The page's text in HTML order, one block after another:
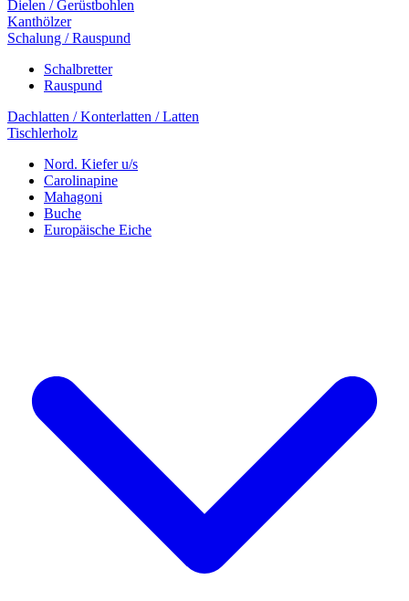
Dielen / Gerüstbohlen
Kanthölzer
Schalung / Rauspund
Schalbretter
Rauspund
Dachlatten / Konterlatten / Latten
Tischlerholz
Nord. Kiefer u/s
Carolinapine
Mahagoni
Buche
Europäische Eiche